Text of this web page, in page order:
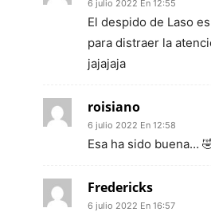
6 julio 2022 En 12:55
El despido de Laso
para distraer la
jajajaja
roisiano
6 julio 2022 En 12:58
Esa ha sido buena…
Fredericks
6 julio 2022 En 16:57